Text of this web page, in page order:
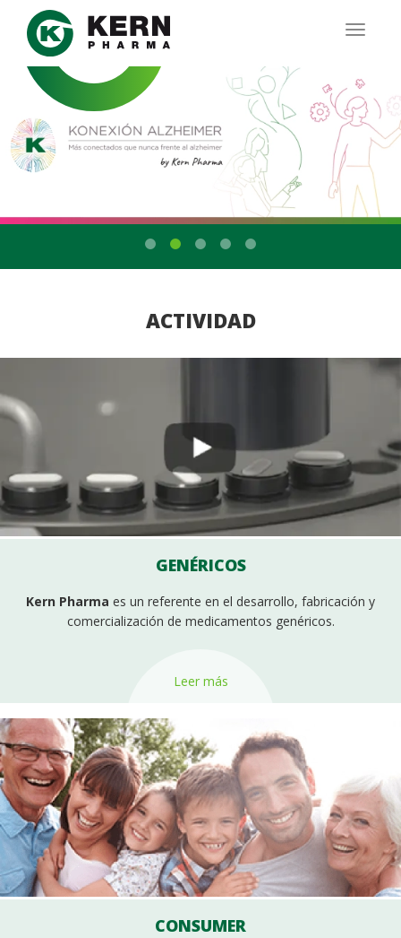
Pasar
contenido
principal
ACTIVIDAD
GENÉRICOS
Kern Pharma es un referente en el desarrollo, fabricación y
comercialización de medicamentos genéricos.
Leer más
CONSUMER